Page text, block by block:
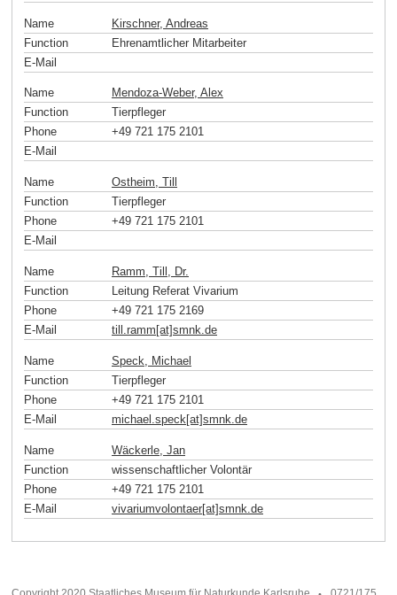
Name
Kirschner, Andreas
Function
Ehrenamtlicher Mitarbeiter
E-Mail
Name
Mendoza-Weber, Alex
Function
Tierpfleger
Phone
+49 721 175 2101
E-Mail
Name
Ostheim, Till
Function
Tierpfleger
Phone
+49 721 175 2101
E-Mail
Name
Ramm, Till, Dr.
Function
Leitung Referat Vivarium
Phone
+49 721 175 2169
E-Mail
till.ramm[at]smnk.de
Name
Speck, Michael
Function
Tierpfleger
Phone
+49 721 175 2101
E-Mail
michael.speck[at]smnk de
Name
Wäckerle, Jan
Function
wissenschaftlicher Volontär
Phone
+49 721 175 2101
E-Mail
vivariumvolontaer[at]smnk de